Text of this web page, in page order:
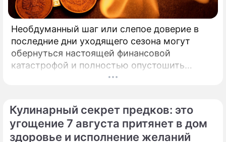
Необдуманный шаг или слепое доверие в
последние дни уходящего сезона могут
обернуться настоящей финансовой
катастрофой и полностью опустошить
кошелек. Известная шаманка и ясновидящая
привык легкомысленно относиться к своим
сбережениям.
Кулинарный секрет предков: это
угощение 7 августа притянет в дом
здоровье и исполнение желаний